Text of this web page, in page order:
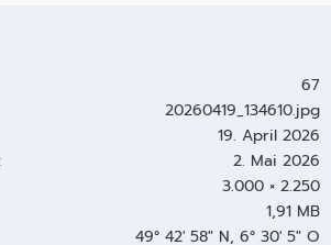
67
20260419_134610.jpg
19. April 2026
2. Mai 2026
3.000 × 2.250
1,91 MB
49° 42' 58" N, 6° 30' 5" O